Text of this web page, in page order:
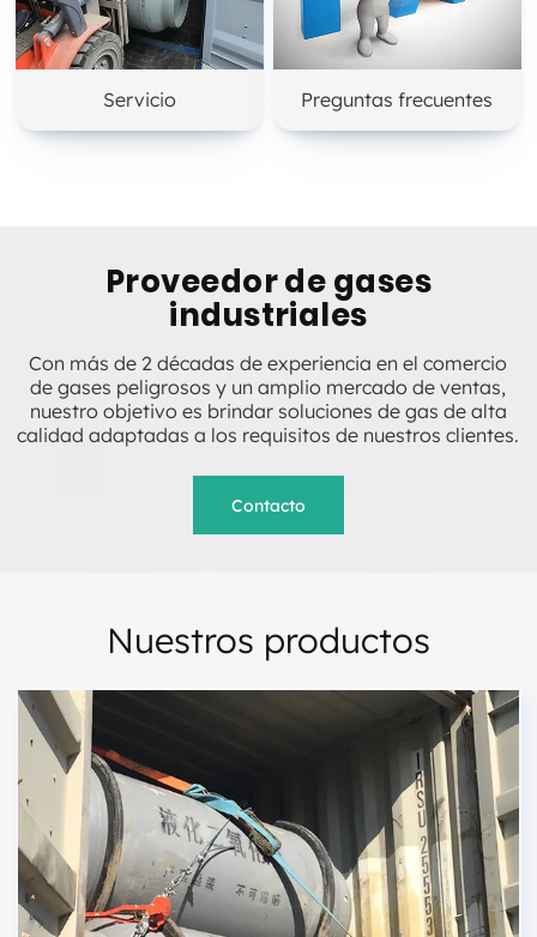
Servicio Preguntas frecuentes
Proveedor de gases
industriales
Con más de 2 décadas de experiencia en el comercio
de gases peligrosos y un amplio mercado de ventas,
nuestro objetivo es brindar soluciones de gas de alta
calidad adaptadas a los requisitos de nuestros clientes.
Contacto
Nuestros productos